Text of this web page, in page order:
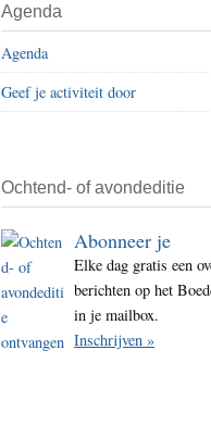
e
Agenda
Agenda
Geef je activiteit door
Ochtend- of avondeditie
Abonneer je
Elke dag gratis een
berichten op het
in je mailbox.
Inschrijven »